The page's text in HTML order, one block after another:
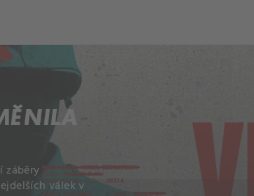
záběry
válek v